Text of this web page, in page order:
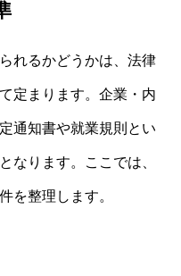
れるかどうかは、法律
定まります。企業・内
通知書や就業規則とい
なります。ここでは、
を整理します。